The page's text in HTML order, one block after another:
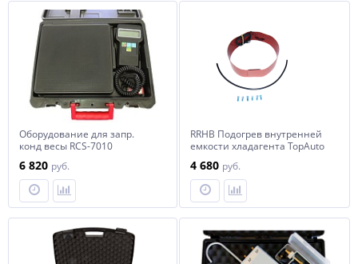
Оборудование для запр.
конд весы RCS-7010
точность 5гр Favor Cool
6 820 руб.
RRHB Подогрев внутренней
емкости хладагента TopAuto
4 680 руб.